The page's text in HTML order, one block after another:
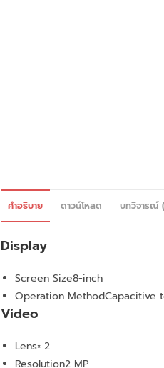
คำอธิบาย ดาวน์โหลด บทวิจารณ์
Display
Screen Size8-inch
Operation MethodCapacitive
Video
Lens× 2
Resolution2 MP